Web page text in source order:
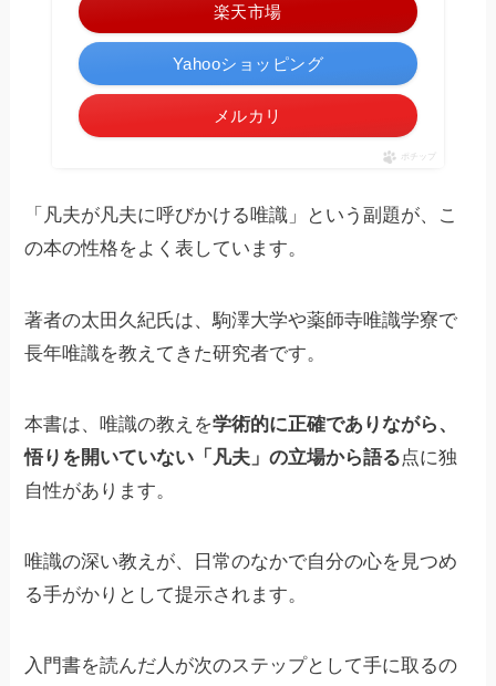
楽天市場
Yahooショッピング
メルカリ
ポチップ
「凡夫が凡夫に呼びかける唯識」という副題が、こ
の本の性格をよく表しています。
著者の太田久紀氏は、駒澤大学や薬師寺唯識学寮で
長年唯識を教えてきた研究者です。
本書は、唯識の教えを学術的に正確でありながら、
悟りを開いていない「凡夫」の立場から語る点に独
自性があります。
唯識の深い教えが、日常のなかで自分の心を見つめ
る手がかりとして提示されます。
入門書を読んだ人が次のステップとして手に取るの